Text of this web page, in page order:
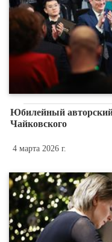
Юбилейный
Чайковского
4 марта 2026 г.